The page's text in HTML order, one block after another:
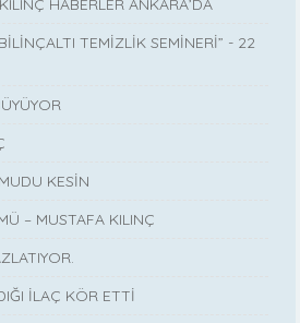
HABERLER ANKARA’DA
TEMİZLİK SEMİNERİ” - 22
KESİN
– MUSTAFA KILINÇ
İLAÇ KÖR ETTİ